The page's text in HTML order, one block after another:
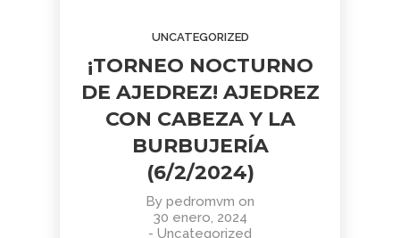
UNCATEGORIZED
¡TORNEO NOCTURNO
DE AJEDREZ! AJEDREZ
CON CABEZA Y LA
BURBUJERÍA
(6/2/2024)
By pedromvm on
30 enero, 2024
- Uncategorized